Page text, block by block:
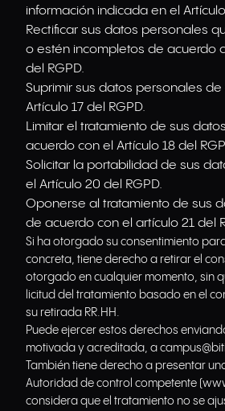
información indicada en el Artículo
Rectificar sus datos personales
o estén incompletos de acuerdo
del RGPD.
Suprimir sus datos personales de
Artículo 17 del RGPD.
Limitar el tratamiento de sus
acuerdo con el Artículo 18 del
Solicitar la portabilidad de sus
el Artículo 20 del RGPD.
Oponerse al tratamiento de sus
de acuerdo con el artículo 21 del
Si ha otorgado su consentimiento
concreta, tiene derecho a retirar el
otorgado en cualquier momento, sin
licitud del tratamiento basado en el
su retirada RR.HH.
Puede ejercer estos derechos
motivada y acreditada, a
También tiene derecho a presentar
Autoridad de control competente
considera que el tratamiento no se